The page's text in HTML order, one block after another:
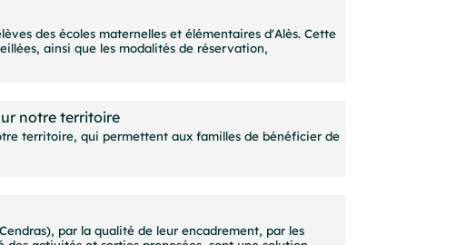
des écoles maternelles et élémentaires d'Alès. Cette
ainsi que les modalités de réservation,
notre territoire
territoire, qui permettent aux familles de bénéficier de
par la qualité de leur encadrement, par les